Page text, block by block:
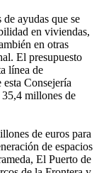
ayudas que se
en viviendas,
en otras
El presupuesto
línea de
Consejería
millones de
de euros para
de espacios
El Puerto de